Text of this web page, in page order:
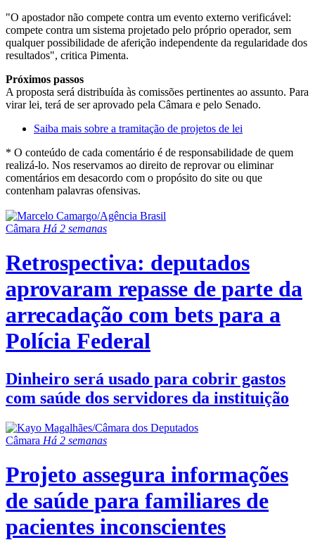
"O apostador não compete contra um evento externo verificável:
compete contra um sistema projetado pelo próprio operador, sem
qualquer possibilidade de aferição independente da regularidade dos
resultados", critica Pimenta.
Próximos passos
A proposta será distribuída às comissões pertinentes ao assunto. Para
virar lei, terá de ser aprovado pela Câmara e pelo Senado.
Saiba mais sobre a tramitação de projetos de lei
* O conteúdo de cada comentário é de responsabilidade de quem
realizá-lo. Nos reservamos ao direito de reprovar ou eliminar
comentários em desacordo com o propósito do site ou que
contenham palavras ofensivas.
Câmara Há 2 semanas
Retrospectiva: deputados
aprovaram repasse de parte da
arrecadação com bets para a
Polícia Federal
Dinheiro será usado para cobrir gastos
com saúde dos servidores da instituição
Câmara Há 2 semanas
Projeto assegura informações
de saúde para familiares de
pacientes inconscientes